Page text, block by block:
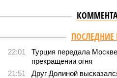
ПОСЛЕДНИЕ
22:01
Турция передала
прекращении огня
21:51
Друг Долиной